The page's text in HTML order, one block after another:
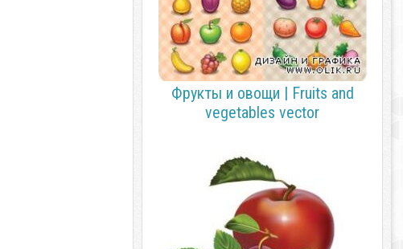
Фрукты и овощи | Fruits and
vegetables vector